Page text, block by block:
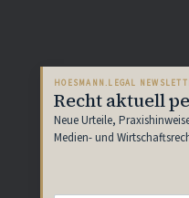
HOESMANN.LEGAL
Recht aktuell
Neue Urteile,
Medien- und